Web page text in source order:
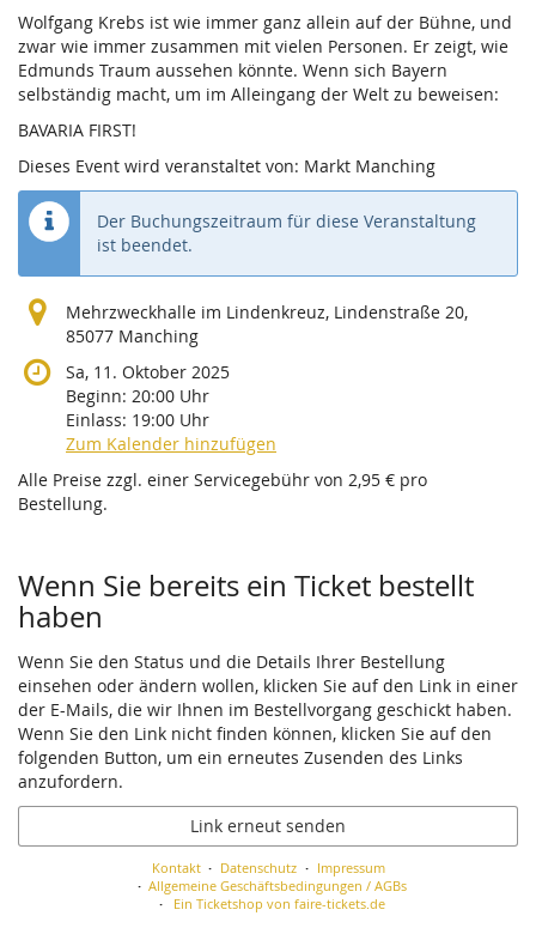
Wolfgang Krebs ist wie immer ganz allein auf der Bühne, und
zwar wie immer zusammen mit vielen Personen. Er zeigt, wie
Edmunds Traum aussehen könnte. Wenn sich Bayern
selbständig macht, um im Alleingang der Welt zu beweisen:
BAVARIA FIRST!
Dieses Event wird veranstaltet von: Markt Manching
Der Buchungszeitraum für diese Veranstaltung
ist beendet.
Mehrzweckhalle im Lindenkreuz, Lindenstraße 20,
85077 Manching
Sa, 11. Oktober 2025
Beginn: 20:00 Uhr
Einlass: 19:00 Uhr
Zum Kalender hinzufügen
Alle Preise zzgl. einer Servicegebühr von 2,95 € pro
Bestellung.
Wenn Sie bereits ein Ticket bestellt
haben
Wenn Sie den Status und die Details Ihrer Bestellung
einsehen oder ändern wollen, klicken Sie auf den Link in einer
der E-Mails, die wir Ihnen im Bestellvorgang geschickt haben.
Wenn Sie den Link nicht finden können, klicken Sie auf den
folgenden Button, um ein erneutes Zusenden des Links
anzufordern.
Link erneut senden
Kontakt Datenschutz
Impressum
Allgemeine Geschäftsbedingungen / AGBs
Ein Ticketshop von faire-tickets.de